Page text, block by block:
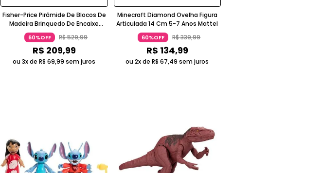
Fisher-Price Pirâmide De Blocos De
Madeira Brinquedo De Encaixe
Colorido 1 A 2 Anos Mattel
60%OFF R$529,99
R$ 209,99
ou 3x deR$ 69,99 sem juros
Minecraft Diamond Ovelha Figura
Articulada 14 Cm 5-7 Anos Mattel
60%OFF R$339,99
R$ 134,99
ou 2x deR$ 67,49 sem juros